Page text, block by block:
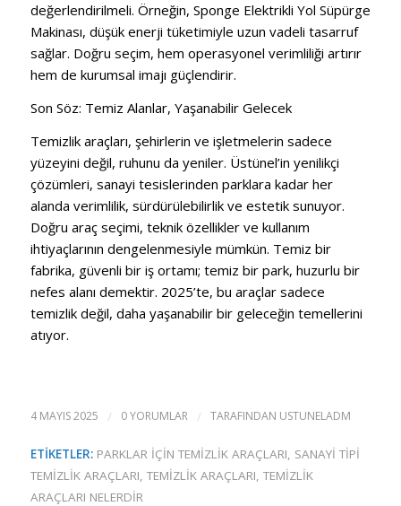
değerlendirilmeli. Örneğin, Sponge Elektrikli Yol Süpürge
Makinası, düşük enerji tüketimiyle uzun vadeli tasarruf
sağlar. Doğru seçim, hem operasyonel verimliliği artırır
hem de kurumsal imajı güçlendirir.
Son Söz: Temiz Alanlar, Yaşanabilir Gelecek
Temizlik araçları, şehirlerin ve işletmelerin sadece
yüzeyini değil, ruhunu da yeniler. Üstünel’in yenilikçi
çözümleri, sanayi tesislerinden parklara kadar her
alanda verimlilik, sürdürülebilirlik ve estetik sunuyor.
Doğru araç seçimi, teknik özellikler ve kullanım
ihtiyaçlarının dengelenmesiyle mümkün. Temiz bir
fabrika, güvenli bir iş ortamı; temiz bir park, huzurlu bir
nefes alanı demektir. 2025’te, bu araçlar sadece
temizlik değil, daha yaşanabilir bir geleceğin temellerini
atıyor.
4 MAYIS 2025 / 0 YORUMLAR / TARAFINDAN USTUNELADM
ETIKETLER: PARKLAR IÇIN TEMIZLIK ARAÇLARI, SANAYI TIPI
TEMIZLIK ARAÇLARI, TEMIZLIK ARAÇLARI, TEMIZLIK
ARAÇLARI NELERDIR